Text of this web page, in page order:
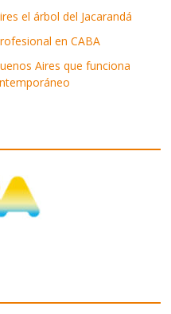
el árbol del Jacarandá
en CABA
Aires que funciona